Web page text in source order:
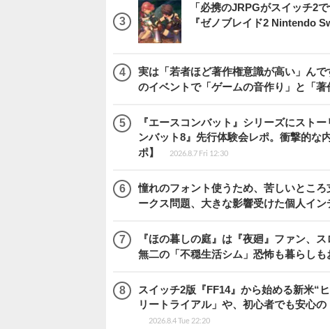
「必携のJRPGがスイッチ2
『ゼノブレイド2 Nintendo
実は「若者ほど著作権意識が高い」ん
のイベントで「ゲームの音作り」と「
『エースコンバット』シリーズにスト
ンバット8』先行体験会レポ。衝撃的な
ポ】
2026.8.7 Fri 12:30
憧れのフォント使うため、苦しいとこ
ークス問題、大きな影響受けた個人イ
『ほの暮しの庭』は『夜廻』ファン、
無二の「不穏生活シム」恐怖も暮らしも
スイッチ2版『FF14』から始める新米“
リートライアル」や、初心者でも安心
2026.8.4 Tue 22:20